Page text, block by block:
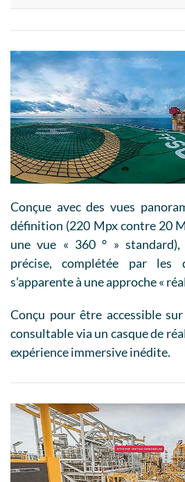
Conçue avec des vues
définition (220 Mpx contre 20
une vue « 360 ° »
précise, complétée par les
s’apparente à une approche «
Conçu pour être accessible
consultable via un casque de
expérience immersive inédite.